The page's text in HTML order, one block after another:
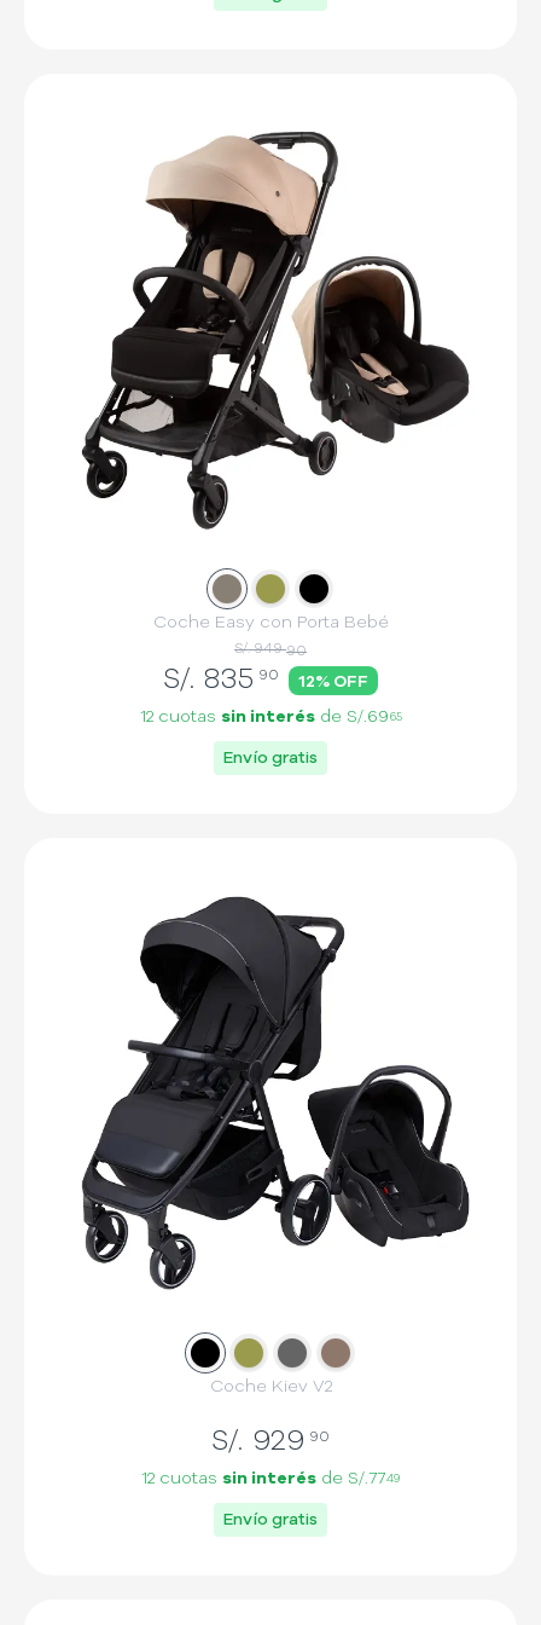
Slide 1
Slide 2
Slide
Coche Easy con Porta Bebé
S/. 949 90
S/. 835 90 12% OFF
12 cuotas sin interésde S/.69 65
Envío gratis
Slide 1
Slide 2
Slide 3
Slide
Coche Kiev V2
S/. 929 90
12 cuotas sin interés de S/.7749
Envío gratis